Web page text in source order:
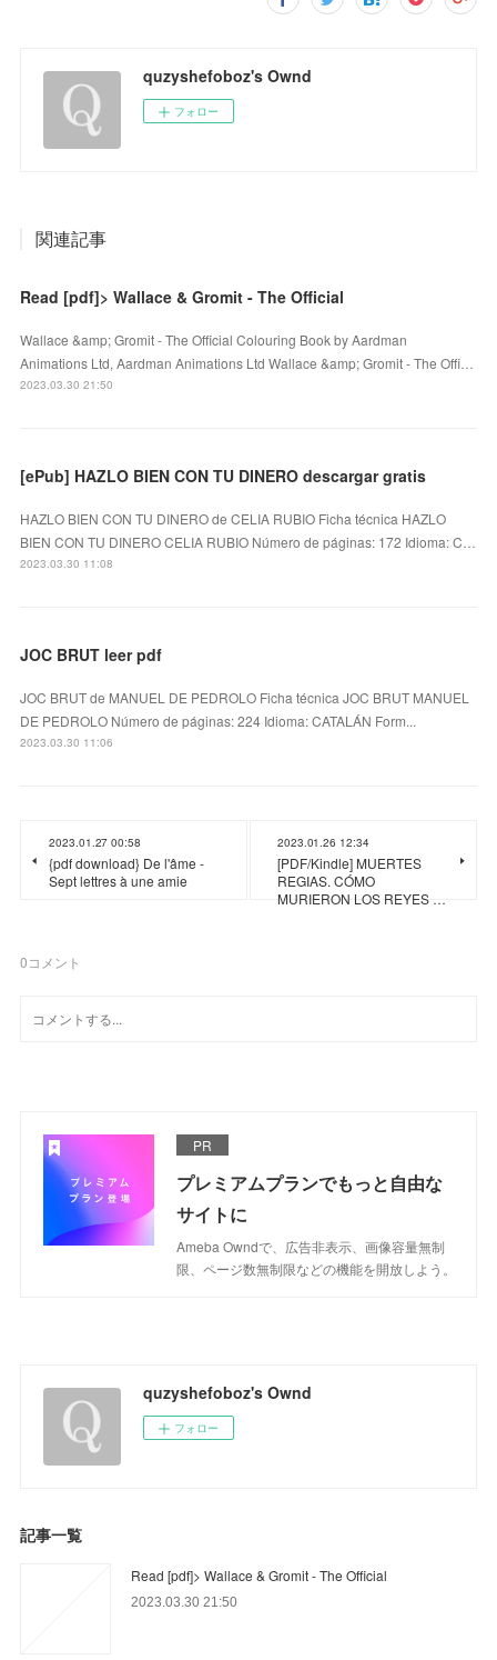
quzyshefoboz's Ownd
フォロー
関連記事
Read [pdf]> Wallace & Gromit - The Official
Wallace &amp; Gromit - The Official Colouring Book by Aardman
Animations Ltd, Aardman Animations Ltd Wallace &amp; Gromit - The Offi…
2023.03.30 21:50
[ePub] HAZLO BIEN CON TU DINERO descargar gratis
HAZLO BIEN CON TU DINERO de CELIA RUBIO Ficha técnica HAZLO
BIEN CON TU DINERO CELIA RUBIO Número de páginas: 172 Idioma: C…
2023.03.30 11:08
JOC BRUT leer pdf
JOC BRUT de MANUEL DE PEDROLO Ficha técnica JOC BRUT MANUEL
DE PEDROLO Número de páginas: 224 Idioma: CATALÁN Form...
2023.03.30 11:06
2023.01.27 00:58
{pdf download} De l'âme -
Sept lettres à une amie
2023.01.26 12:34
[PDF/Kindle] MUERTES
REGIAS. CÓMO
MURIERON LOS REYES …
0コメント
PR
プレミアムプランでもっと自由な
サイトに
Ameba Owndで、広告非表示、画像容量無制
限、ページ数無制限などの機能を開放しよう。
quzyshefoboz's Ownd
フォロー
記事一覧
Read [pdf]> Wallace & Gromit - The Official
2023.03.30 21:50